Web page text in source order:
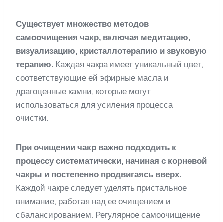
Существует множество методов
самоочищения чакр, включая медитацию,
визуализацию, кристаллотерапию и звуковую
терапию. Каждая чакра имеет уникальный цвет,
соответствующие ей эфирные масла и
драгоценные камни, которые могут
использоваться для усиления процесса
очистки.
При очищении чакр важно подходить к
процессу систематически, начиная с корневой
чакры и постепенно продвигаясь вверх.
Каждой чакре следует уделять пристальное
внимание, работая над ее очищением и
сбалансированием. Регулярное самоочищение